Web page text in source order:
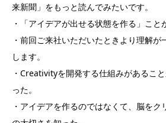
来新聞」をもっと読んでみたいです。
・「アイデアが出せる状態を作る」こと
・前回ご来社いただいたときより理解
します。
・Creativityを開発する仕組みがあるこ
った。
・アイデアを作るのではなくて、脳をク